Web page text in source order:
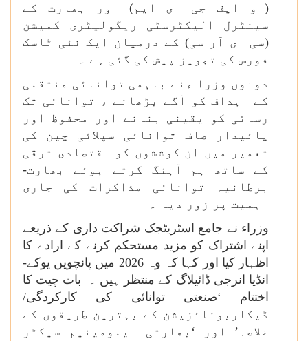
(او ایف جی ای ایم) اور بھارت کے
سینٹرل الیکٹرسٹی ریگولیٹری کمیشن
(سی ای آر سی) کے درمیان ایک نئی ٹاسک
فورس کی تجویز پیش کی گئی ہے ۔
دونوں وزرا ءنے باہمی توانائی منتقلی
کے اہداف کو آگے بڑھانے ، توانائی تک
رسائی کو یقینی بنانے اور محفوظ اور
پائیدار صاف توانائی سپلائی چین کی
تعمیر میں ان کوششوں کو اقتصادی ترقی
کے ساتھ ہم آہنگ کرتے ہوئے بھارت-
برطانیہ توانائی مذاکرات کی جاری
اہمیت پر زور دیا ۔
وزراء نے جامع اسٹریٹجک شراکت داری کے ذریعے
اپنے اشتراک کو مزید مستحکم کرنے کے ارادے کا
اظہار کیا اور کہا کہ وہ 2026 میں پانچویں یوکے-
انڈیا انرجی ڈائیلاگ کے منتظر ہیں ۔ بات چیت کا
اختتام ‘صنعتی توانائی کی کارکردگی/
ڈیکاربونائزیشن کے بہترین طریقوں کے
خلاصہ’ اور ‘بھارتی ایلومینیم سیکٹر